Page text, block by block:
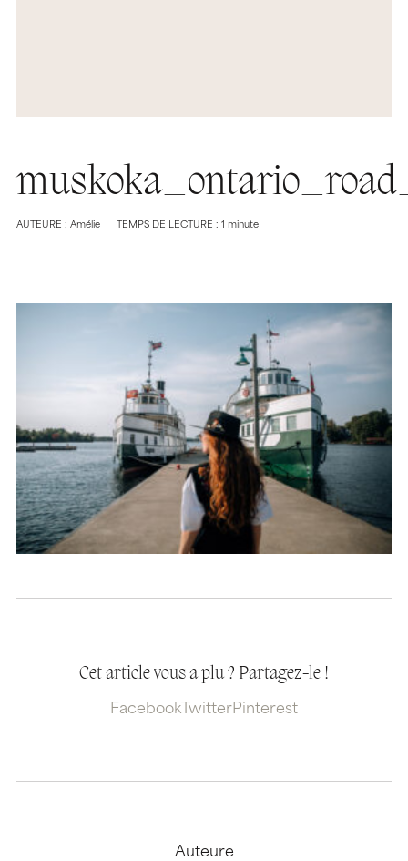
AUTEURE : Amélie TEMPS DE LECTURE : 1 minute
Cet article vous a plu ? Partagez-le !
Facebook TwitterPinterest
Auteure